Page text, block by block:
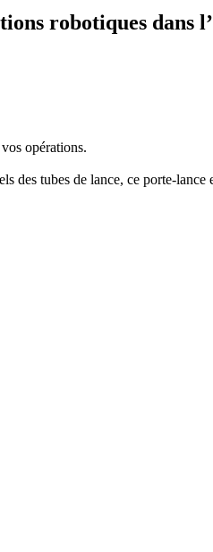
robotiques dans
opérations.
des tubes de lance, ce porte-